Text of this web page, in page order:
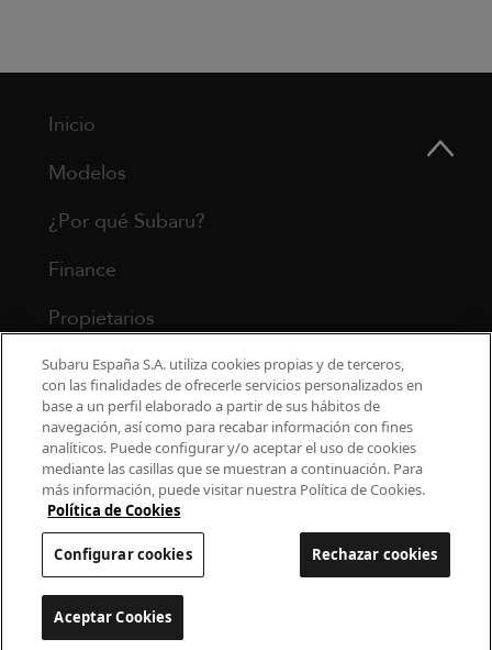
Inicio
Modelos
¿Por qué Subaru?
Finance
Propietarios
Contacto
Universo Subaru
900 440 044
cac.subaru@subaru.es
Aviso Legal
Política de Privacidad
Politica de cookies
Configurar cookies
© 2022 SUBARU España
Subaru España S.A. utiliza cookies propias y de terceros,
con las finalidades de ofrecerle servicios personalizados en
base a un perfil elaborado a partir de sus hábitos de
navegación, así como para recabar información con fines
analíticos. Puede configurar y/o aceptar el uso de cookies
mediante las casillas que se muestran a continuación. Para
más información, puede visitar nuestra Política de Cookies.
Política de Cookies
Configurar cookies Rechazar cookies
Aceptar Cookies